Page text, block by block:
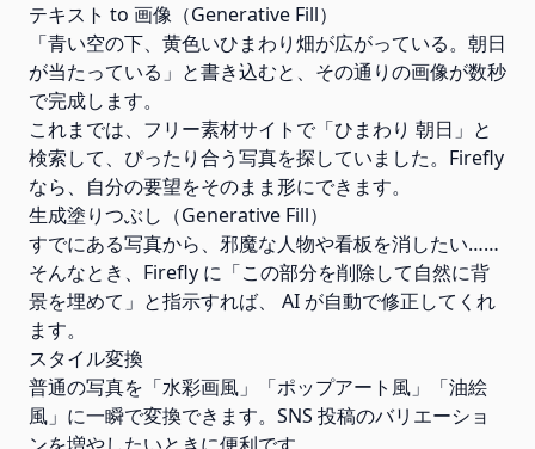
テキスト to 画像（Generative Fill）
「青い空の下、黄色いひまわり畑が広がっている。朝日
が当たっている」と書き込むと、その通りの画像が数秒
で完成します。
これまでは、フリー素材サイトで「ひまわり 朝日」と
検索して、ぴったり合う写真を探していました。Firefly
なら、自分の要望をそのまま形にできます。
生成塗りつぶし（Generative Fill）
すでにある写真から、邪魔な人物や看板を消したい……
そんなとき、Firefly に「この部分を削除して自然に背
景を埋めて」と指示すれば、 AI が自動で修正してくれ
ます。
スタイル変換
普通の写真を「水彩画風」「ポップアート風」「油絵
風」に一瞬で変換できます。SNS 投稿のバリエーショ